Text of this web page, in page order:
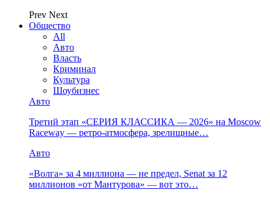
Prev Next
Общество
All
Авто
Власть
Криминал
Культура
Шоубизнес
Авто
Третий этап «СЕРИЯ КЛАССИКА — 2026» на Moscow
Raceway — ретро‑атмосфера, зрелищные…
Авто
«Волга» за 4 миллиона — не предел, Senat за 12
миллионов «от Мантурова» — вот это…